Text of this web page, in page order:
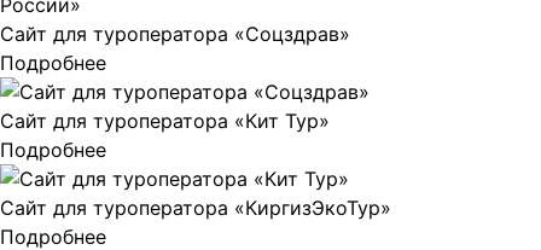
Сайт для туроператора «Соцздрав»
Подробнее
Сайт для туроператора «Кит Тур»
Подробнее
Сайт для туроператора «КиргизЭкоТур»
Подробнее